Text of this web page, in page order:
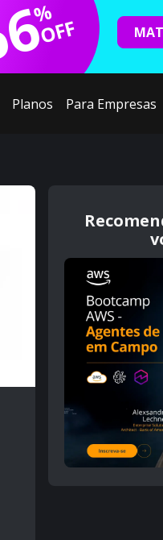
%
OFF
Planos Para Empresas